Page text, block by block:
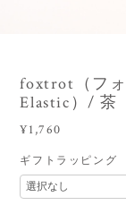
foxtrot（フ
Elastic）/ 茶
¥1,760
ギフトラッピング